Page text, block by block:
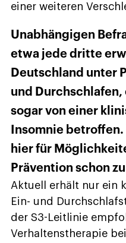
einer weiteren
Unabhängigen
etwa jede dritte
Deutschland unter
und
sogar von einer
Insomnie
hier für
Prävention schon
Aktuell erhält nur ein
Ein- und
der S3-Leitlinie
Verhaltenstherapie